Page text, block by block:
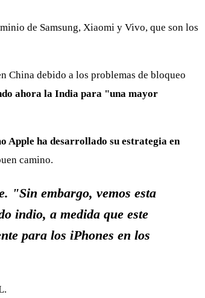
de Samsung, Xiaomi y Vivo, que son los
China debido a los problemas de bloqueo
ahora la India para "una mayor
Apple ha desarrollado su estrategia en
camino.
"Sin embargo, vemos esta
indio, a medida que este
para los iPhones en los
.